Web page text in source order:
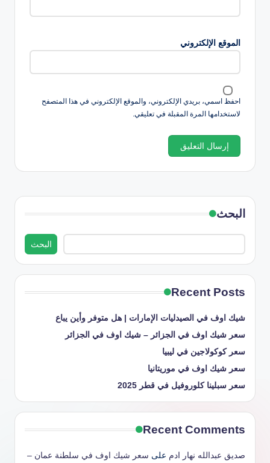
الموقع الإلكتروني
احفظ اسمي، بريدي الإلكتروني، والموقع الإلكتروني في هذا المتصفح
لاستخدامها المرة المقبلة في تعليقي.
البحث
البحث
Recent Posts
شيك اوف في الصيدليات الإمارات | هل متوفر وأين يباع
سعر شيك اوف في الجزائر – شيك اوف في الجزائر
سعر كوكولاجين في ليبيا
سعر شيك اوف في موريتانيا
سعر سبلينا كلوروفيل في قطر 2025
Recent Comments
صديق عبدالله نهار ادم على سعر شيك اوف في سلطنة عمان –